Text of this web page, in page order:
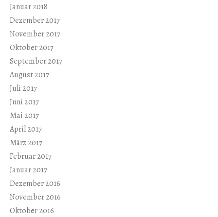
Januar 2018
Dezember 2017
November 2017
Oktober 2017
September 2017
August 2017
Juli 2017
Juni 2017
Mai 2017
April 2017
März 2017
Februar 2017
Januar 2017
Dezember 2016
November 2016
Oktober 2016